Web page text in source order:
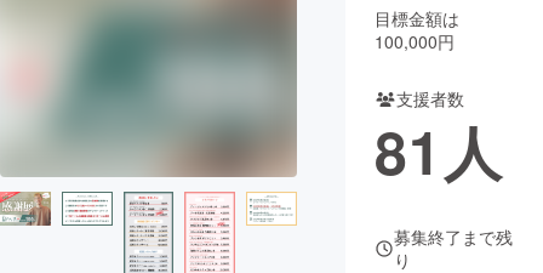
CAMPFIREふるさと納税
コミュニティ
目標金額は
100,000円
支援者数
81 人
募集終了まで残
り